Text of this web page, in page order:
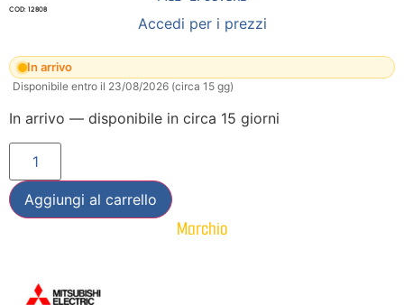
COD: 12808
Accedi per i prezzi
In arrivo
Disponibile entro il 23/08/2026 (circa 15 gg)
In arrivo — disponibile in circa 15 giorni
Aggiungi al carrello
Marchio